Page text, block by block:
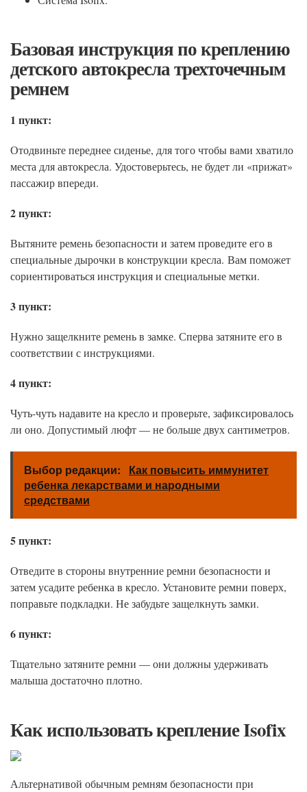
Базовая инструкция по креплению
детского автокресла трехточечным
ремнем
1 пункт:
Отодвиньте переднее сиденье, для того чтобы вами хватило
места для автокресла. Удостоверьтесь, не будет ли «прижат»
пассажир впереди.
2 пункт:
Вытяните ремень безопасности и затем проведите его в
специальные дырочки в конструкции кресла. Вам поможет
сориентироваться инструкция и специальные метки.
3 пункт:
Нужно защелкните ремень в замке. Сперва затяните его в
соответствии с инструкциями.
4 пункт:
Чуть-чуть надавите на кресло и проверьте, зафиксировалось
ли оно. Допустимый люфт — не больше двух сантиметров.
Выбор редакции:
Как повысить иммунитет
ребенка лекарствами и народными
средствами
5 пункт:
Отведите в стороны внутренние ремни безопасности и
затем усадите ребенка в кресло. Установите ремни поверх,
поправьте подкладки. Не забудьте защелкнуть замки.
6 пункт:
Тщательно затяните ремни — они должны удерживать
малыша достаточно плотно.
Как использовать крепление Isofix
Альтернативой обычным ремням безопасности при